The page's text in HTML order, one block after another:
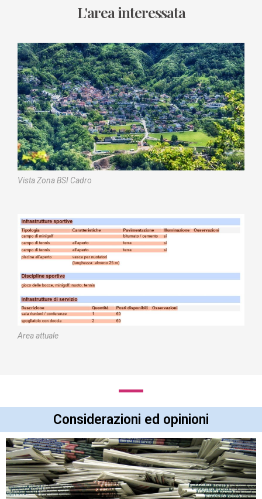
L'area interessata
Vista Zona BSI Cadro
Area attuale
Considerazioni ed opinioni